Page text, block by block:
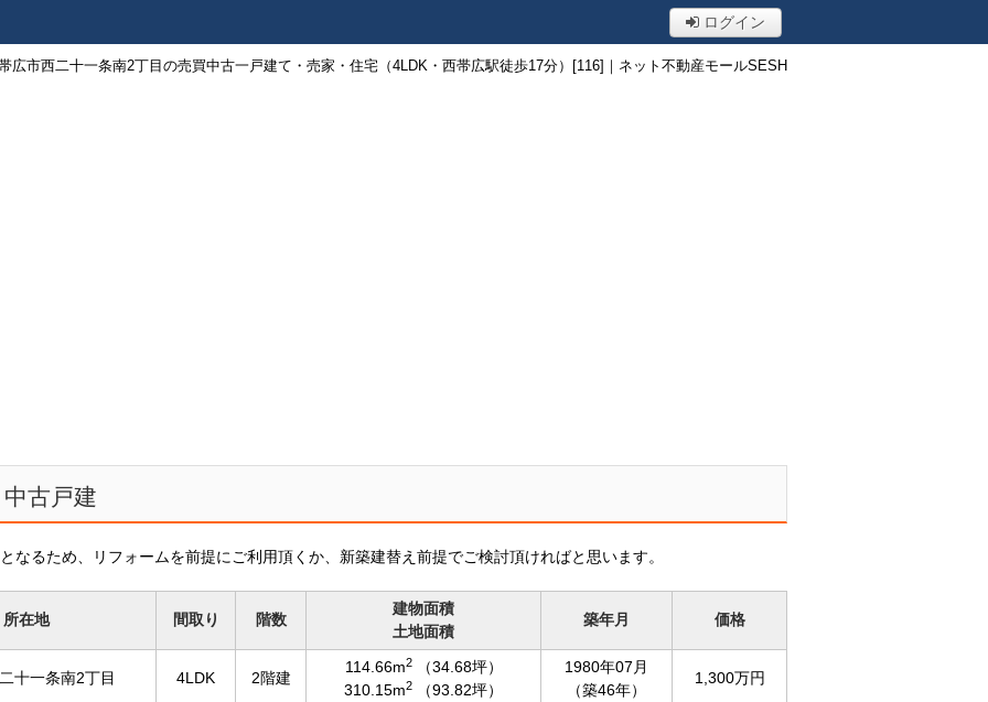
ログイン
広市西二十一条南2丁目の売買中古一戸建て・売家・住宅（4LDK・西帯広駅徒歩17分）[116]｜ネット不動産モールSESH
古戸建
なるため、リフォームを前提にご利用頂くか、新築建替え前提でご検討頂ければと思います。
所在地 間取り 階数
建物面積
土地面積
築年月 価格
十一条南2丁目 4LDK 2階建
114.66m2
（34.68坪）
310.15m2 （93.82坪）
1980年07月
（築46年）
1,300万円